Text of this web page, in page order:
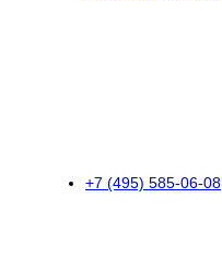
+7 (495) 585-06-08